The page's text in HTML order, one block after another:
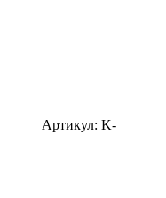
Артикул: K-